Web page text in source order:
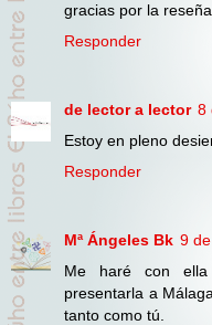
gracias por la reseña.
Responder
de lector a lector 8
Estoy en pleno
Responder
Mª Ángeles Bk 9
Me haré con
presentarla a
tanto como tú.